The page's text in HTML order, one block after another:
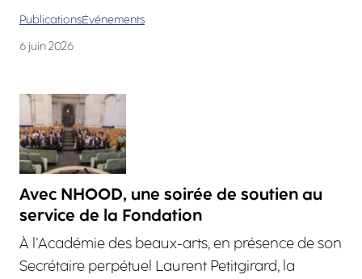
PublicationsÉvénements
6 juin 2026
Avec NHOOD, une soirée de soutien au
service de la Fondation
À l’Académie des beaux-arts, en présence de son
Secrétaire perpétuel Laurent Petitgirard, la